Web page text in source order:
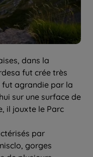
dans la
fut crée très
fut agrandie par la
sur une surface de
il jouxte le Parc
par
gorges